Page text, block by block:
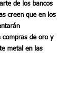
de los bancos
creen que en los
compras de oro y
metal en las